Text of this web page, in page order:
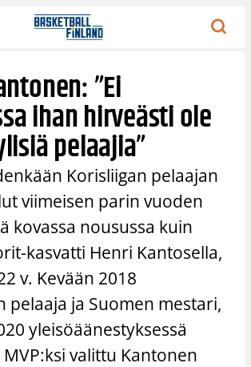
”Ei
ihan hirveästi ole
pelaajia”
Korisliigan pelaajan
viimeisen parin vuoden
kovassa nousussa kuin
kasvatti Henri Kantosella,
v. Kevään 2018
pelaaja ja Suomen mestari,
yleisöäänestyksessä
valittu Kantonen